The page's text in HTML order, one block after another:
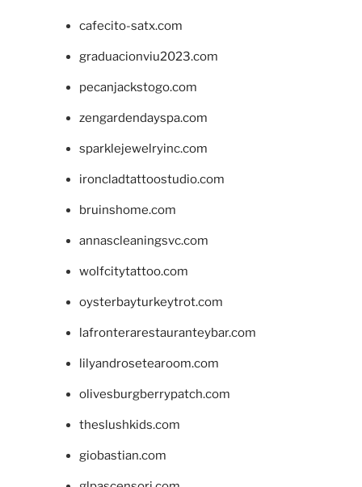
cafecito-satx.com
graduacionviu2023.com
pecanjackstogo.com
zengardendayspa.com
sparklejewelryinc.com
ironcladtattoostudio.com
bruinshome.com
annascleaningsvc.com
wolfcitytattoo.com
oysterbayturkeytrot.com
lafronterarestauranteybar.com
lilyandrosetearoom.com
olivesburgberrypatch.com
theslushkids.com
giobastian.com